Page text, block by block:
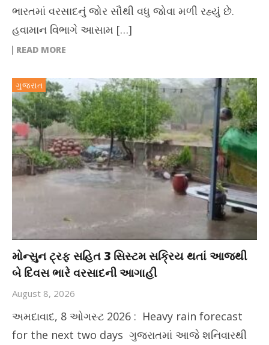
ભારતમાં વરસાદનું જોર સૌથી વધુ જોવા મળી રહ્યું છે.
હવામાન વિભાગે આસામ […]
READ MORE
ગુજરાત
મોન્સુન ટ્રફ સહિત 3 સિસ્ટમ સક્રિય થતાં આજથી
બે દિવસ ભારે વરસાદની આગાહી
August 8, 2026
અમદાવાદ, 8 ઓગસ્ટ 2026 : Heavy rain forecast
for the next two days ગુજરાતમાં આજે શનિવારથી